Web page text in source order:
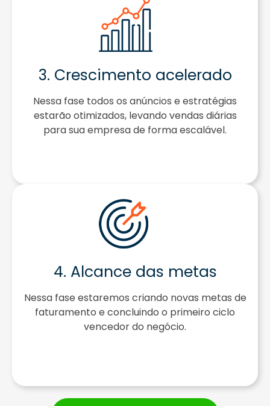
3. Crescimento acelerado​​
Nessa fase todos os anúncios e estratégias
estarão otimizados, levando vendas diárias
para sua empresa de forma escalável.​
4. Alcance das metas​
Nessa fase estaremos criando novas metas de
faturamento e concluindo o primeiro ciclo
vencedor do negócio.​